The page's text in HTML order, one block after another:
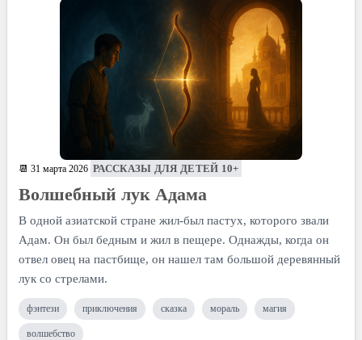
📆 31 марта 2026 РАССКАЗЫ ДЛЯ ДЕТЕЙ 10+
Волшебный лук Адама
В одной азиатской стране жил-был пастух, которого звали
Адам. Он был бедным и жил в пещере. Однажды, когда он
отвел овец на пастбище, он нашел там большой деревянный
лук со стрелами.
фэнтези приключения сказка мораль магия
волшебство